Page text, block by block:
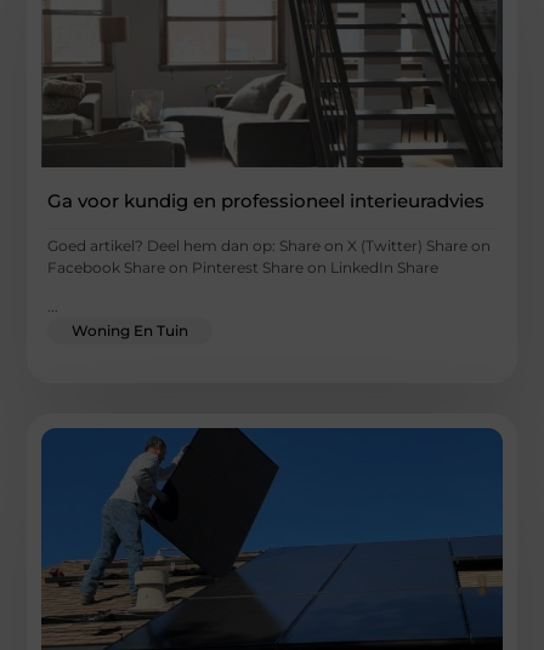
Ga voor kundig en professioneel interieuradvies
Goed artikel? Deel hem dan op: Share on X (Twitter) Share on
Facebook Share on Pinterest Share on LinkedIn Share
...
Woning En Tuin